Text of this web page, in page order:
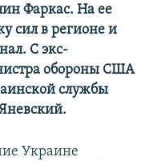
Фаркас. На ее
сил в регионе и
С экс-
обороны США
службы
Украине